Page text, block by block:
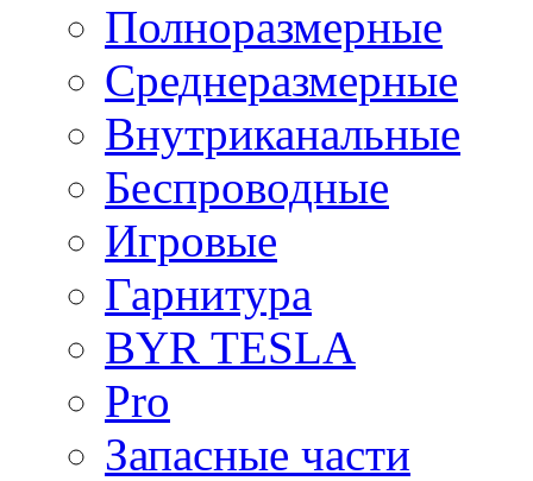
Полноразмерные
Среднеразмерные
Внутриканальные
Беспроводные
Игровые
Гарнитура
BYR TESLA
Pro
Запасные части